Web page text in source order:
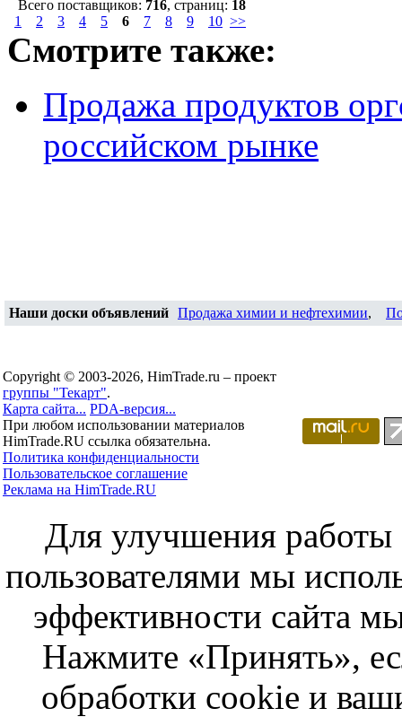
Всего поставщиков: 716, страниц: 18
1
2 3 4 5 6 7 8 9 10 >>
Смотрите также:
Продажа продуктов
российском рынке
Наши доски объявлений Продажа химии и нефтехимии,
Copyright © 2003-2026, HimTrade.ru – проект
группы "Текарт".
Карта сайта... PDA-версия...
При любом использовании материалов
HimTrade.RU ссылка обязательна.
Политика конфиденциальности
Пользовательское соглашение
Реклама на HimTrade.RU
Для улучшения работы
пользователями мы
эффективности сайта
Нажмите «Принять»,
обработки cookie и